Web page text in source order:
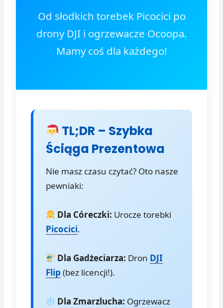
Od słodkich torebek Picocici po
drony DJI i ogrzewacze Ocoopa.
Mamy coś dla każdego!
TL;DR – Szybka
Ściąga Prezentowa
Nie masz czasu czytać? Oto nasze
pewniaki:
Dla Córeczki: Urocze torebki
Picocici.
Dla Gadżeciarza: Dron DJI
Flip (bez licencji!).
Dla Zmarzlucha: Ogrzewacz